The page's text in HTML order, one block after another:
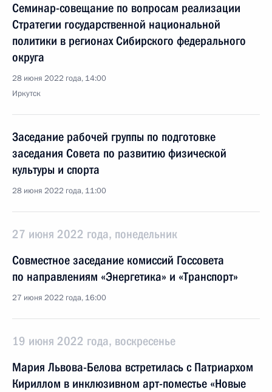
Семинар-совещание по вопросам реализации
Стратегии государственной национальной
политики в регионах Сибирского федерального
округа
28 июня 2022 года, 14:00
Иркутск
Заседание рабочей группы по подготовке
заседания Совета по развитию физической
культуры и спорта
28 июня 2022 года, 11:00
27 июня 2022 года, понедельник
Cовместное заседание комиссий Госcовета
по направлениям «Энергетика» и «Транспорт»
27 июня 2022 года, 16:00
19 июня 2022 года, воскресенье
Мария Львова-Белова встретилась с Патриархом
Кириллом в инклюзивном арт-поместье «Новые